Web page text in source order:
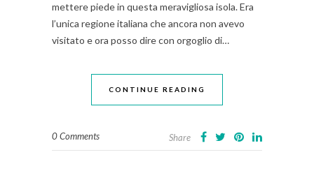
mettere piede in questa meravigliosa isola. Era
l’unica regione italiana che ancora non avevo
visitato e ora posso dire con orgoglio di…
CONTINUE READING
0 Comments Share